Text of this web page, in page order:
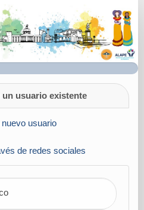
usuario existente
usuario
de redes sociales